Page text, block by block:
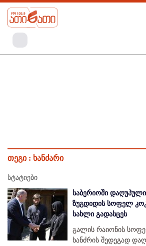
თეგი : ხანძარი
სტატიები
საბერიოში დაღუპული
ზუგდიდის სოფელ
სახლი გადასცეს
გალის რაიონის
ხანძრის შედეგად